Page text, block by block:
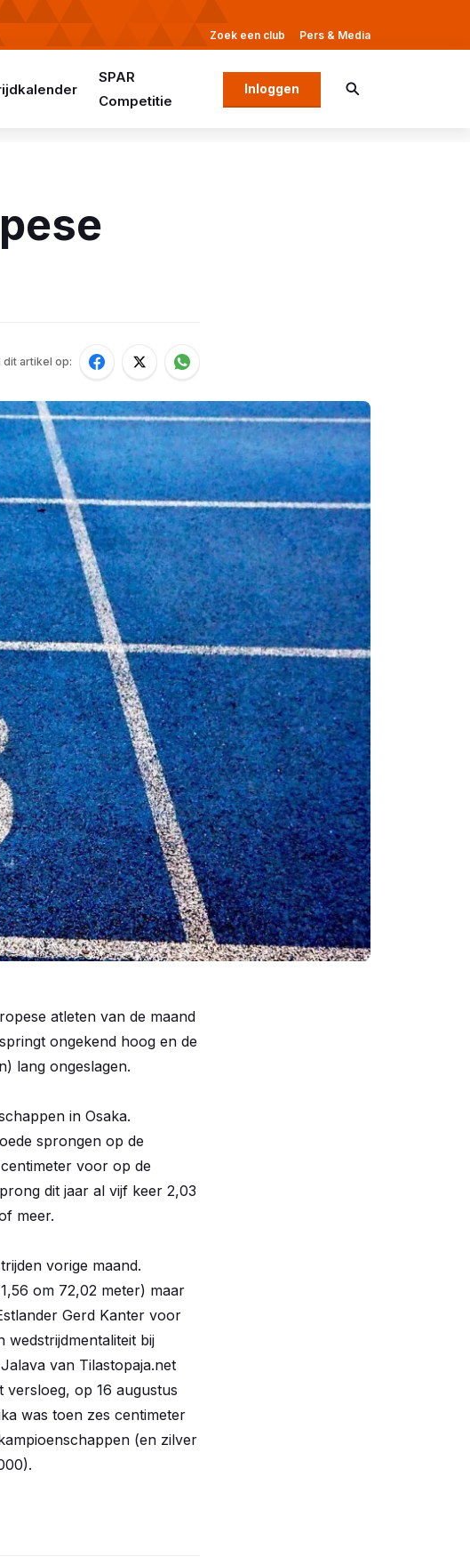
Zoek een club Pers & Media
SPAR
Competitie
Inloggen
dit artikel op:
atleten van de maand
ongekend hoog en de
lang ongeslagen.
in Osaka.
sprongen op de
voor op de
dit jaar al vijf keer 2,03
meer.
vorige maand.
om 72,02 meter) maar
Gerd Kanter voor
wedstrijdmentaliteit bij
van Tilastopaja.net
op 16 augustus
was toen zes centimeter
(en zilver